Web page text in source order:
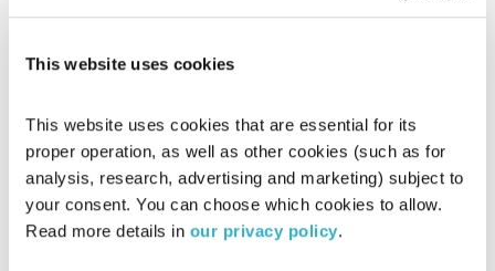
This website uses cookies
This website uses cookies that are essential for its
proper operation, as well as other cookies (such as for
analysis, research, advertising and marketing) subject to
your consent. You can choose which cookies to allow.
Read more details in our privacy policy.
פרנס בדרך הביתה – 18.1.22
18.01.22
00:08:12